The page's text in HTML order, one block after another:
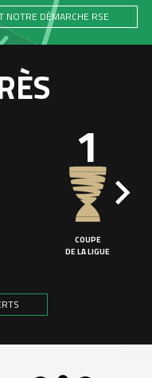
NOTRE DÉMARCHE RSE
1
COUPE
DE LA LIGUE